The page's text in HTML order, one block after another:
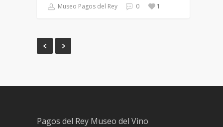
Museo Pagos del Rey 0 1
Pagos del Rey Museo del Vino